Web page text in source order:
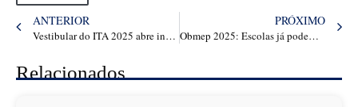
ANTERIOR
Vestibular do ITA 2025 abre inscrições com 180 vagas e aplicação de provas em Fortaleza – Papo Carreira
PRÓXIMO
Obmep 2025: Escolas já podem enviar cartões-resposta da 1ª fase; resultado sai em agosto – Papo Carreira
Relacionados